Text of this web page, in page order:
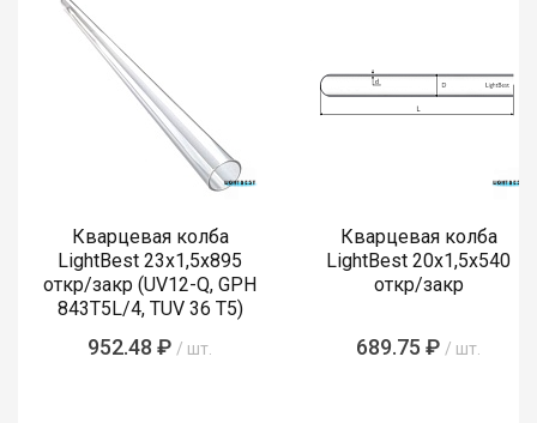
Кварцевая колба
LightBest 23x1,5x895
откр/закр (UV12-Q, GPH
843T5L/4, TUV 36 T5)
952.48 ₽ / шт.
Кварцевая колба
LightBest 20x1,5x540
откр/закр
689.75 ₽ / шт.